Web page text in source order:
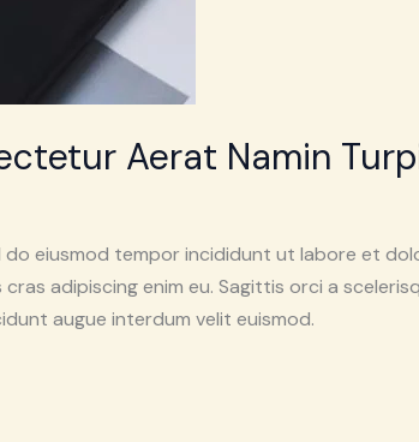
Aerat Namin
eiusmod tempor incididunt ut labore et
adipiscing enim eu. Sagittis orci a
augue interdum velit euismod.